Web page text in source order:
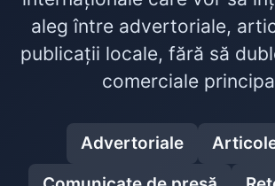
aleg între advertoriale,
publicații locale, fără să
comerciale
Advertoriale